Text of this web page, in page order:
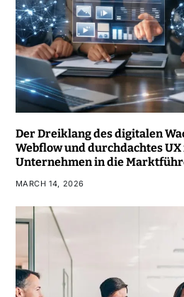
Der Dreiklang des digitalen
Webflow und durchdachtes
Unternehmen in die
MARCH 14, 2026